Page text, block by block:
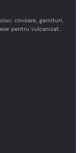
covoare, garnituri,
pentru vulcanizat.